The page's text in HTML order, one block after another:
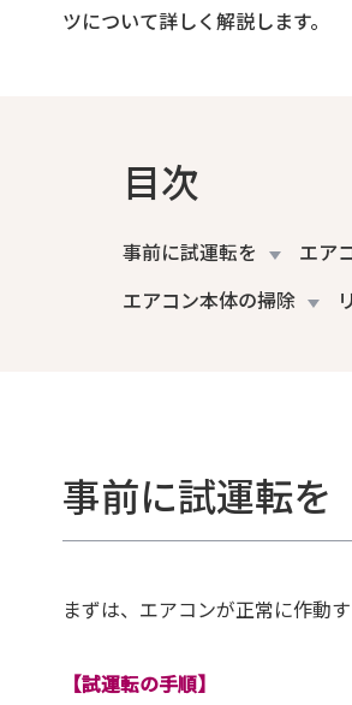
ツについて詳しく解説します。
目次
事前に試運転を
エア
エアコン本体の掃除
事前に試運転を
まずは、エアコンが正常に作動
【試運転の手順】